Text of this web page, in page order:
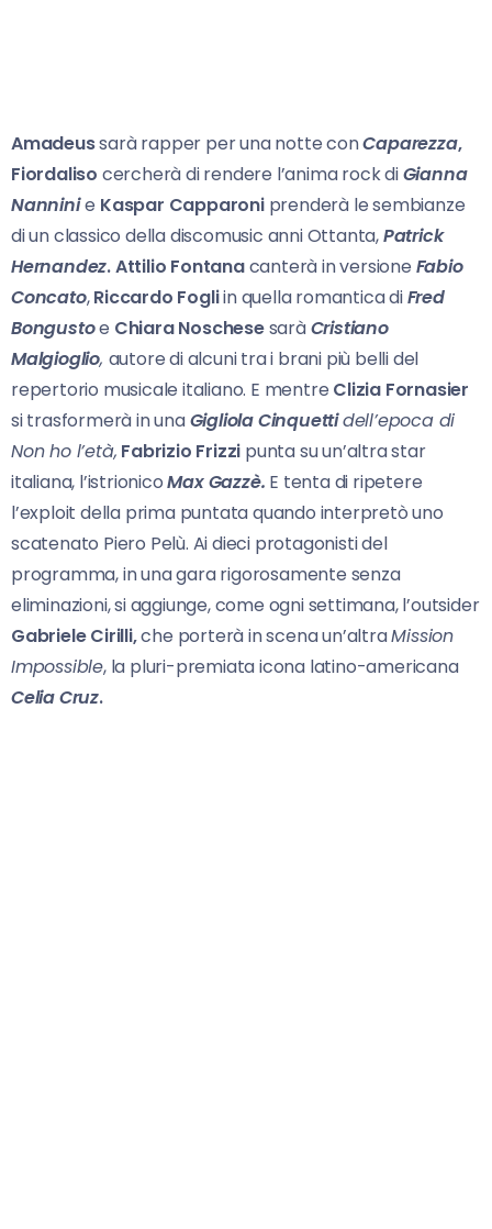
Amadeussarà rapper per una notte conCaparezza,
Fiordaliso cercherà di rendere l’anima rock diGianna
Nannini e Kaspar Capparoniprenderà le sembianze
di un classico della discomusic anni Ottanta,Patrick
Hernandez.Attilio Fontanacanterà in versione Fabio
Concato,Riccardo Fogliin quella romantica diFred
Bongustoe Chiara NoschesesaràCristiano
Malgioglio, autore di alcuni tra i brani più belli del
repertorio musicale italiano. E mentre Clizia Fornasier
si trasformerà in unaGigliola Cinquettidell’epoca di
Non ho l’età, Fabrizio Frizzi punta su un’altra star
italiana, l’istrionicoMax Gazzè. E tenta di ripetere
l’exploit della prima puntata quando interpretò uno
scatenato Piero Pelù. Ai dieci protagonisti del
programma, in una gara rigorosamente senza
eliminazioni, si aggiunge, come ogni settimana, l’outsider
Gabriele Cirilli,che porterà in scena un’altraMission
Impossible, la pluri-premiata icona latino-americana
Celia Cruz.